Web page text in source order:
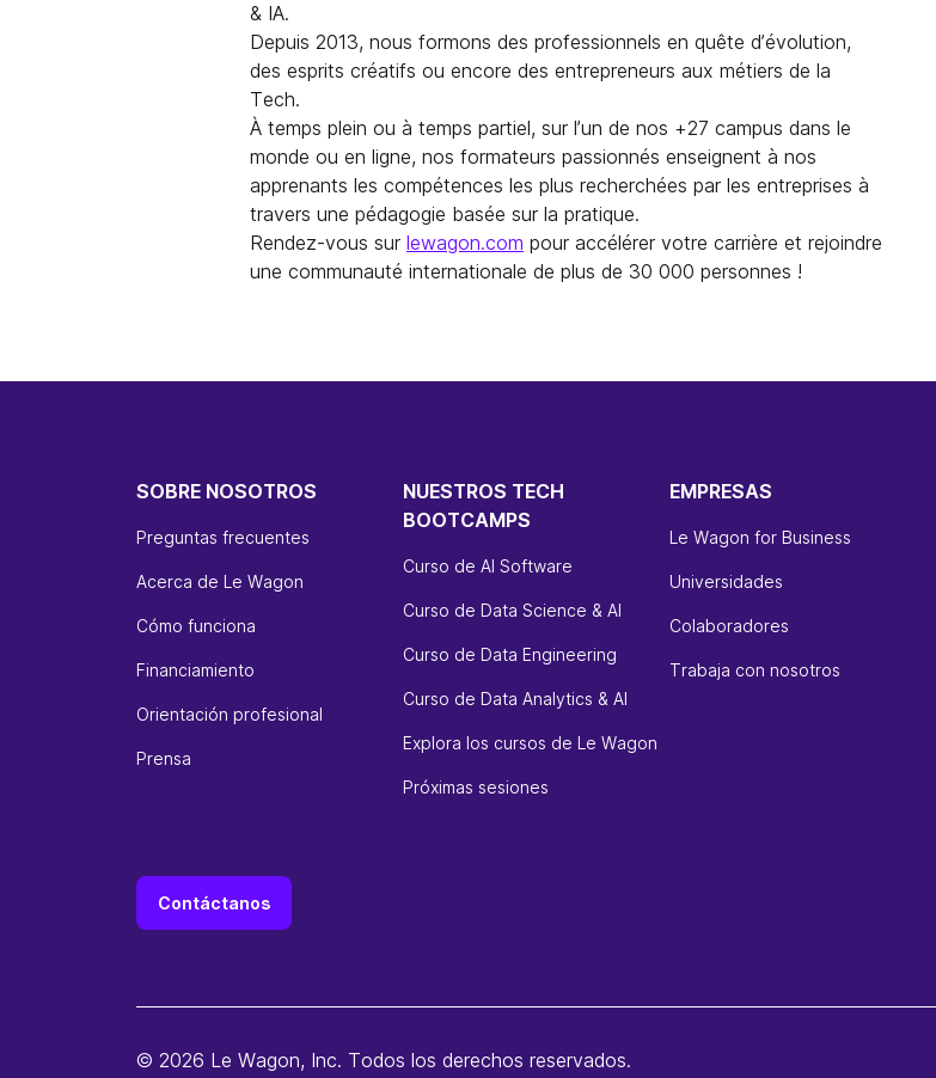
& IA.
Depuis 2013, nous formons des professionnels en quête d’évolution,
des esprits créatifs ou encore des entrepreneurs aux métiers de la
Tech.
À temps plein ou à temps partiel, sur l’un de nos +27 campus dans le
monde ou en ligne, nos formateurs passionnés enseignent à nos
apprenants les compétences les plus recherchées par les entreprises à
travers une pédagogie basée sur la pratique.
Rendez-vous sur lewagon.com pour accélérer votre carrière et rejoindre
une communauté internationale de plus de 30 000 personnes !
SOBRE NOSOTROS
Preguntas frecuentes
Acerca de Le Wagon
Cómo funciona
Financiamiento
Orientación profesional
Prensa
NUESTROS TECH
BOOTCAMPS
Curso de AI Software
Curso de Data Science & AI
Curso de Data Engineering
Curso de Data Analytics & AI
Explora los cursos de Le Wagon
Próximas sesiones
EMPRESAS
Le Wagon for Business
Universidades
Colaboradores
Trabaja con nosotros
Contáctanos
© 2026 Le Wagon, Inc. Todos los derechos reservados.